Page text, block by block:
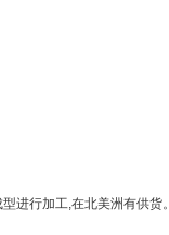
进行加工,在北美洲有供货。